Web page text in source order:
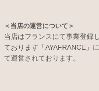
＜当店の運営について＞
当店はフランスにて事業登録し
ております「AYAFRANCE」に
て運営されております。